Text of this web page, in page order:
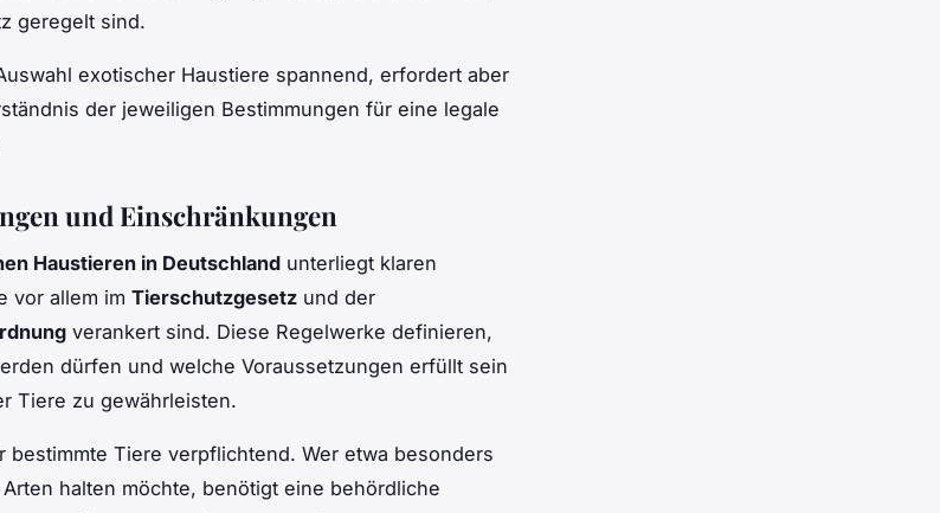
geregelt sind.
exotischer Haustiere spannend, erfordert aber
der jeweiligen Bestimmungen für eine legale
und Einschränkungen
Haustieren in Deutschland unterliegt klaren
vor allem im Tierschutzgesetz und der
verankert sind. Diese Regelwerke definieren,
dürfen und welche Voraussetzungen erfüllt sein
Tiere zu gewährleisten.
bestimmte Tiere verpflichtend. Wer etwa besonders
halten möchte, benötigt eine behördliche